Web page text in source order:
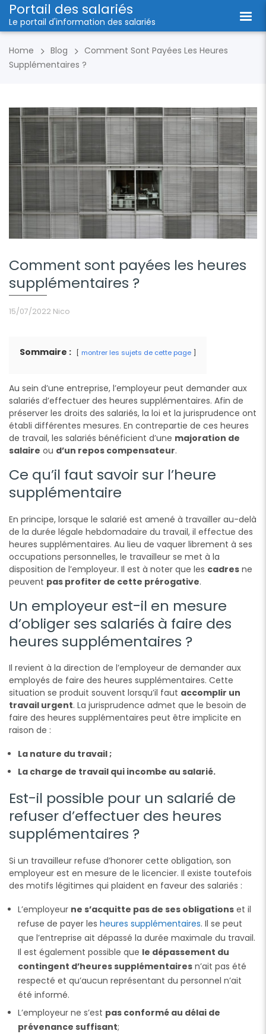
Portail des salariés
Le portail d'information des salariés
Home Blog
Comment Sont Payées Les Heures
Supplémentaires ?
Comment sont payées les heures
supplémentaires ?
15/07/2022 Nico
Sommaire : montrer les sujets de cette page
Au sein d’une entreprise, l’employeur peut demander aux
salariés d’effectuer des heures supplémentaires. Afin de
préserver les droits des salariés, la loi et la jurisprudence ont
établi différentes mesures. En contrepartie de ces heures
de travail, les salariés bénéficient d’une majoration de
salaire ou d’un repos compensateur.
Ce qu’il faut savoir sur l’heure
supplémentaire
En principe, lorsque le salarié est amené à travailler au-delà
de la durée légale hebdomadaire du travail, il effectue des
heures supplémentaires. Au lieu de vaquer librement à ses
occupations personnelles, le travailleur se met à la
disposition de l’employeur. Il est à noter que les cadres ne
peuvent pas profiter de cette prérogative.
Un employeur est-il en mesure
d’obliger ses salariés à faire des
heures supplémentaires ?
Il revient à la direction de l’employeur de demander aux
employés de faire des heures supplémentaires. Cette
situation se produit souvent lorsqu’il faut accomplir un
travail urgent. La jurisprudence admet que le besoin de
faire des heures supplémentaires peut être implicite en
raison de :
La nature du travail ;
La charge de travail qui incombe au salarié.
Est-il possible pour un salarié de
refuser d’effectuer des heures
supplémentaires ?
Si un travailleur refuse d’honorer cette obligation, son
employeur est en mesure de le licencier. Il existe toutefois
des motifs légitimes qui plaident en faveur des salariés :
L’employeur ne s’acquitte pas de ses obligations et il
refuse de payer les heures supplémentaires. Il se peut
que l’entreprise ait dépassé la durée maximale du travail.
Il est également possible que le dépassement du
contingent d’heures supplémentaires n’ait pas été
respecté et qu’aucun représentant du personnel n’ait
été informé.
L’employeur ne s’est pas conformé au délai de
prévenance suffisant;